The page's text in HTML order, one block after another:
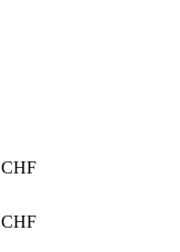
CHF
CHF